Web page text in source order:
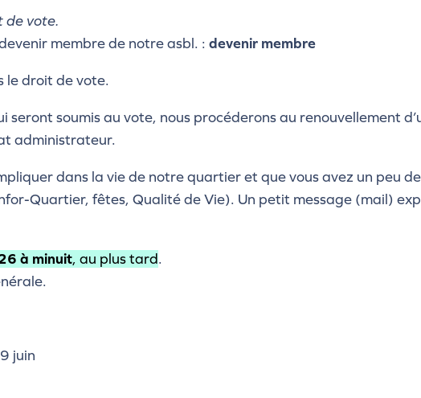
de vote.
membre de notre asbl. : devenir membre
le droit de vote.
seront soumis au vote, nous procéderons au renouvellement
administrateur.
dans la vie de notre quartier et que vous avez un peu
Quartier, fêtes, Qualité de Vie). Un petit message (mail)
à minuit, au plus tard.
juin